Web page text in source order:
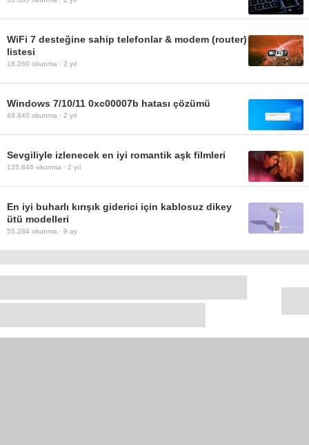
WiFi 7 desteğine sahip telefonlar & modem (router)
listesi
18.260 okunma · 2 yıl
Windows 7/10/11 0xc00007b hatası çözümü
49.840 okunma · 2 yıl
Sevgiliyle izlenecek en iyi romantik aşk filmleri
125.846 okunma · 2 yıl
En iyi buharlı kırışık giderici için kablosuz dikey
ütü modelleri
55.284 okunma · 9 ay